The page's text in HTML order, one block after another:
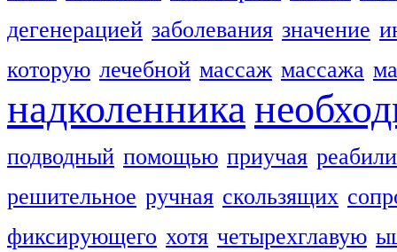
дегенерацией заболевания значение
которую лечебной массаж массажа
надколенника
подводный помощью приучая
решительное ручная скользящих
фиксирующего хотя четырехглавую